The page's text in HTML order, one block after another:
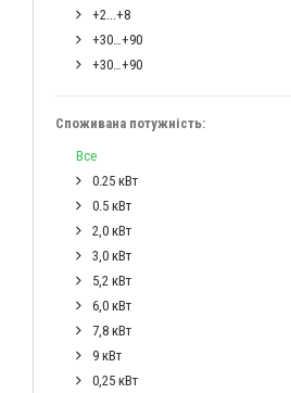
+2...+8
+30…+90
+30…+90
Споживана потужність:
Все
0.25 кВт
0.5 кВт
2,0 кВт
3,0 кВт
5,2 кВт
6,0 кВт
7,8 кВт
9 кВт
0,25 кВт